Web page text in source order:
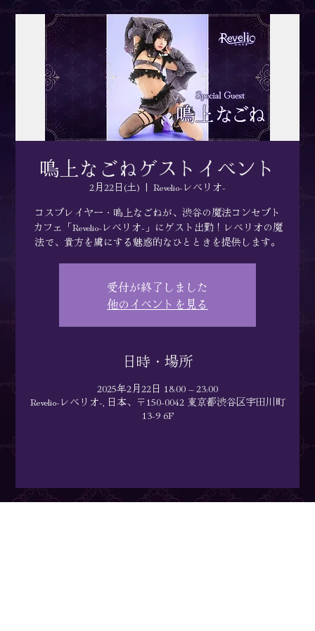
鳴上なごねゲストイベント
2月22日(土)
  |
Revelio-レベリオ-
コスプレイヤー・鳴上なごねが、渋谷の魔法コンセプト
カフェ「Revelio-レベリオ-」にゲスト出勤！レベリオの魔
法で、貴方を虜にする魅惑的なひとときを提供します。
受付が終了しました
他のイベントを見る
日時・場所
2025年2月22日 18:00 – 23:00
Revelio-レベリオ-, 日本、〒150-0042 東京都渋谷区宇田川町
13-9 6F